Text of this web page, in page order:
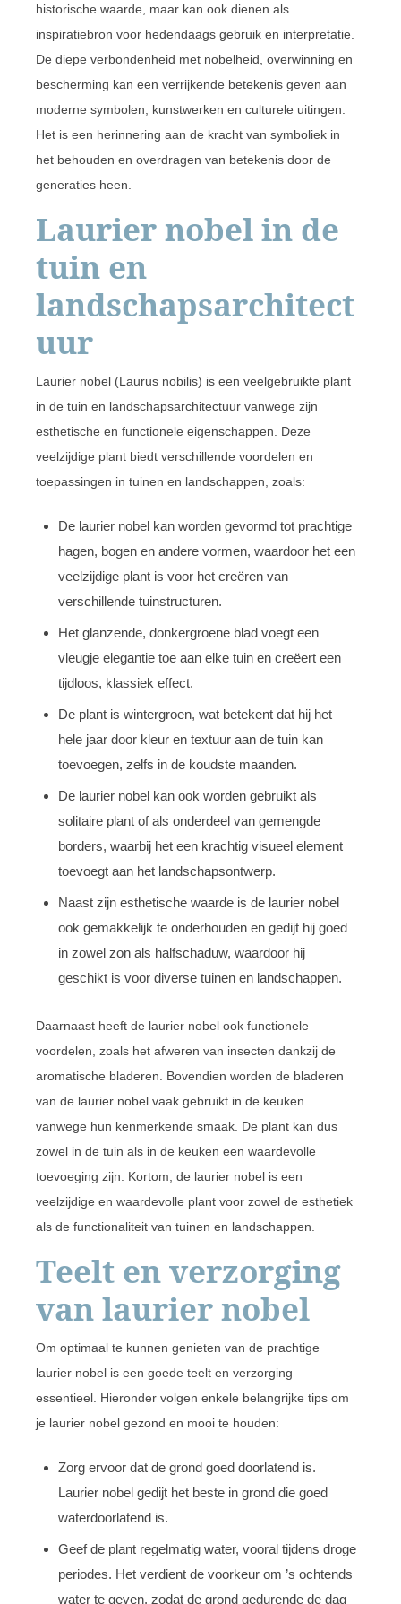
historische waarde, maar kan ook dienen als
inspiratiebron voor hedendaags gebruik en interpretatie.
De diepe verbondenheid met nobelheid, overwinning en
bescherming kan een verrijkende betekenis geven aan
moderne symbolen, kunstwerken en culturele uitingen.
Het is een herinnering aan de kracht van symboliek in
het behouden en overdragen van betekenis door de
generaties heen.
Laurier nobel in de
tuin en
landschapsarchitect
uur
Laurier nobel (Laurus nobilis) is een veelgebruikte plant
in de tuin en landschapsarchitectuur vanwege zijn
esthetische en functionele eigenschappen. Deze
veelzijdige plant biedt verschillende voordelen en
toepassingen in tuinen en landschappen, zoals:
De laurier nobel kan worden gevormd tot prachtige
hagen, bogen en andere vormen, waardoor het een
veelzijdige plant is voor het creëren van
verschillende tuinstructuren.
Het glanzende, donkergroene blad voegt een
vleugje elegantie toe aan elke tuin en creëert een
tijdloos, klassiek effect.
De plant is wintergroen, wat betekent dat hij het
hele jaar door kleur en textuur aan de tuin kan
toevoegen, zelfs in de koudste maanden.
De laurier nobel kan ook worden gebruikt als
solitaire plant of als onderdeel van gemengde
borders, waarbij het een krachtig visueel element
toevoegt aan het landschapsontwerp.
Naast zijn esthetische waarde is de laurier nobel
ook gemakkelijk te onderhouden en gedijt hij goed
in zowel zon als halfschaduw, waardoor hij
geschikt is voor diverse tuinen en landschappen.
Daarnaast heeft de laurier nobel ook functionele
voordelen, zoals het afweren van insecten dankzij de
aromatische bladeren. Bovendien worden de bladeren
van de laurier nobel vaak gebruikt in de keuken
vanwege hun kenmerkende smaak. De plant kan dus
zowel in de tuin als in de keuken een waardevolle
toevoeging zijn. Kortom, de laurier nobel is een
veelzijdige en waardevolle plant voor zowel de esthetiek
als de functionaliteit van tuinen en landschappen.
Teelt en verzorging
van laurier nobel
Om optimaal te kunnen genieten van de prachtige
laurier nobel is een goede teelt en verzorging
essentieel. Hieronder volgen enkele belangrijke tips om
je laurier nobel gezond en mooi te houden:
Zorg ervoor dat de grond goed doorlatend is.
Laurier nobel gedijt het beste in grond die goed
waterdoorlatend is.
Geef de plant regelmatig water, vooral tijdens droge
periodes. Het verdient de voorkeur om ’s ochtends
water te geven, zodat de grond gedurende de dag